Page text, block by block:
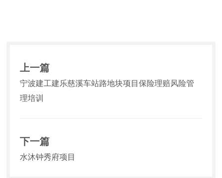
上一篇
宁波建工建乐慈溪车站路地块项目保险理赔风险管
理培训
下一篇
水沐钟秀府项目